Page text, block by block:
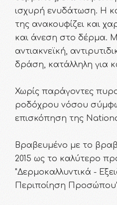
ισχυρή ενυδάτωση. Η
της ανακουφίζει και
και άνεση στο δέρμα.
αντιακνεϊκή,
δράση, κατάλληλη για
Χωρίς παράγοντες
ροδόχρου νόσου
επισκόπηση της
Βραβευμένο με το
2015 ως το καλύτερο
"Δερμοκαλλυντικά -
Περιποίηση